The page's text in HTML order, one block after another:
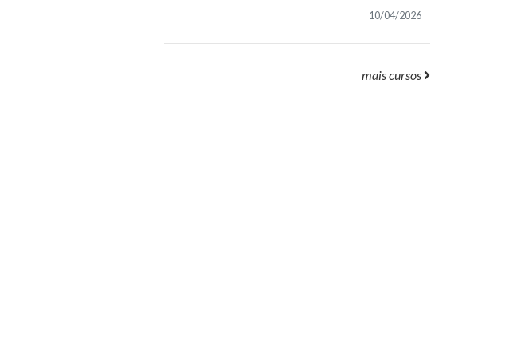
10/04/2026
mais cursos